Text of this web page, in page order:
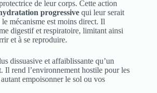
de leur corps. Cette action
progressive qui leur serait
mécanisme est moins direct. Il
digestif et respiratoire, limitant ainsi
et à se reproduire.
dissuasive et affaiblissante qu’un
Il rend l’environnement hostile pour les
empoisonner le sol ou vos